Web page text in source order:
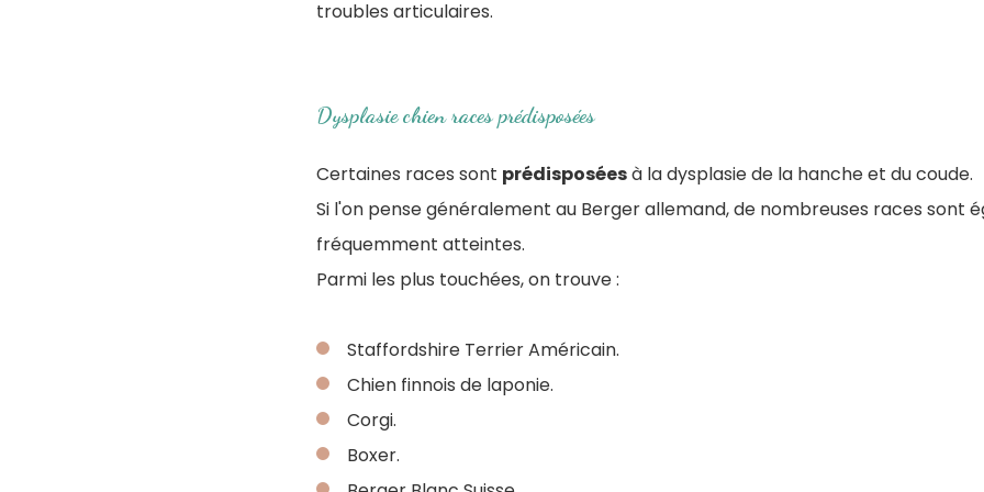
troubles articulaires.
Dysplasie chien races prédisposées
Certaines races sont prédisposéesà la dysplasie de la hanche et du coude.
Si l'on pense généralement au Berger allemand, de nombreuses races sont
fréquemment atteintes.
Parmi les plus touchées, on trouve :
Staffordshire Terrier Américain.
Chien finnois de laponie.
Corgi.
Boxer.